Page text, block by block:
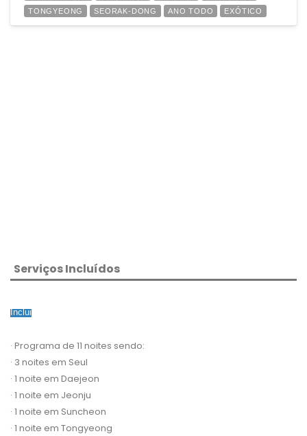
TONGYEONG
SEORAK-DONG ANO TODO EXÓTICO
Serviços Incluídos
Inclui
· Programa de 11 noites sendo:
· 3 noites em Seul
· 1 noite em Daejeon
· 1 noite em Jeonju
· 1 noite em Suncheon
· 1 noite em Tongyeong